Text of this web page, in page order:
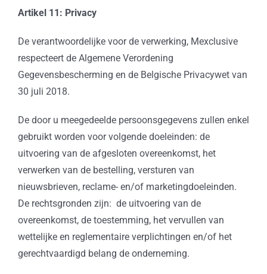
Artikel 11: Privacy
De verantwoordelijke voor de verwerking, Mexclusive
respecteert de Algemene Verordening
Gegevensbescherming en de Belgische Privacywet van
30 juli 2018.
De door u meegedeelde persoonsgegevens zullen enkel
gebruikt worden voor volgende doeleinden: de
uitvoering van de afgesloten overeenkomst, het
verwerken van de bestelling, versturen van
nieuwsbrieven, reclame- en/of marketingdoeleinden.
De rechtsgronden zijn: de uitvoering van de
overeenkomst, de toestemming, het vervullen van
wettelijke en reglementaire verplichtingen en/of het
gerechtvaardigd belang de onderneming.